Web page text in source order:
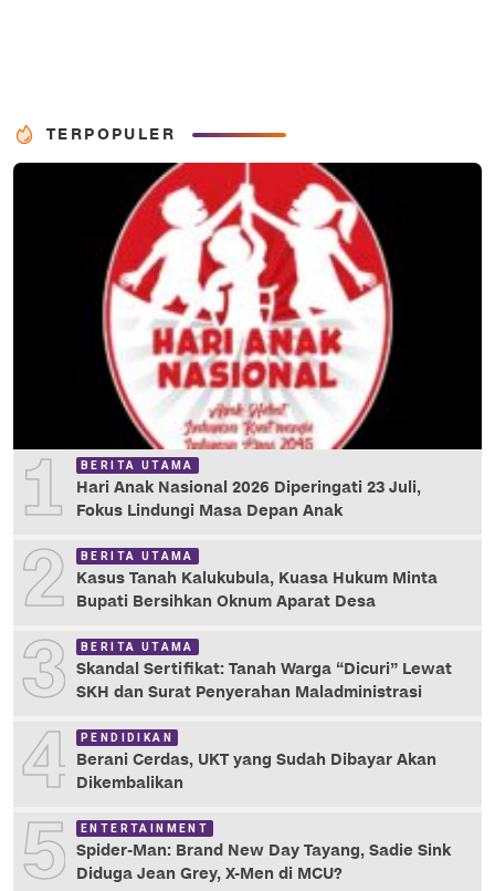
TERPOPULER
1 BERITA UTAMA
Hari Anak Nasional 2026 Diperingati 23 Juli,
Fokus Lindungi Masa Depan Anak
2 BERITA UTAMA
Kasus Tanah Kalukubula, Kuasa Hukum Minta
Bupati Bersihkan Oknum Aparat Desa
3 BERITA UTAMA
Skandal Sertifikat: Tanah Warga “Dicuri” Lewat
SKH dan Surat Penyerahan Maladministrasi
4 PENDIDIKAN
Berani Cerdas, UKT yang Sudah Dibayar Akan
Dikembalikan
5 ENTERTAINMENT
Spider-Man: Brand New Day Tayang, Sadie Sink
Diduga Jean Grey, X-Men di MCU?